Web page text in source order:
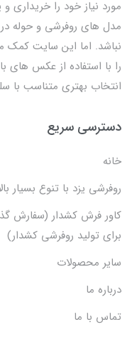
مورد نیاز خود را
مدل های روفرشی و حوله
نباشد. اما این سایت کمک
را با استفاده از عکس های
انتخاب بهتری متناسب با
دسترسی سریع
خانه
روفرشی یزد با تنوع بسیار
کاور فرش کشدار (سفارش
برای تولید روفرشی کشدار)
سایر محصولات
درباره ما
تماس با ما